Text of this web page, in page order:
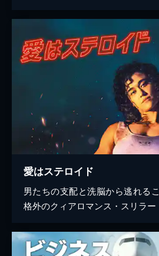
愛はステロイド
男たちの支配と洗脳から逃れる
格外のクィアロマンス・スリラー